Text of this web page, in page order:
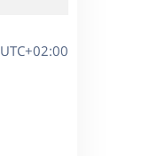
UTC+02:00